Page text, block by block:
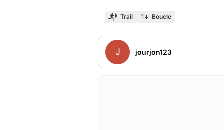
Trail Boucle
J jourjon123